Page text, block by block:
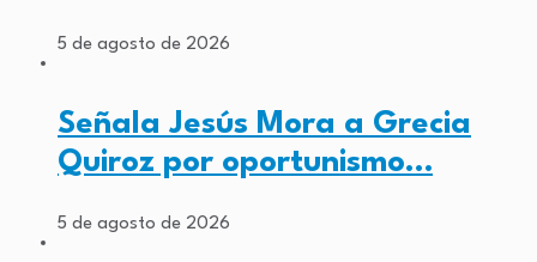
5 de agosto de 2026
Señala Jesús Mora a Grecia
Quiroz por oportunismo…
5 de agosto de 2026